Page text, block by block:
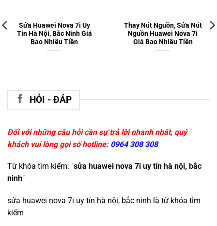
Sửa Huawei Nova 7i Uy
Tín Hà Nội, Bắc Ninh Giá
Bao Nhiêu Tiền
Thay Nút Nguồn, Sửa Nút
Nguồn Huawei Nova 7i
Giá Bao Nhiêu Tiền
HỎI - ĐÁP
Đối với những câu hỏi cần sự trả lời nhanh nhất, quý
khách vui lòng gọi số hotline: 0964 308 308
Từ khóa tìm kiếm: "sửa huawei nova 7i uy tín hà nội, bắc
ninh"
sửa huawei nova 7i uy tín hà nội, bắc ninh là từ khóa tìm
kiếm